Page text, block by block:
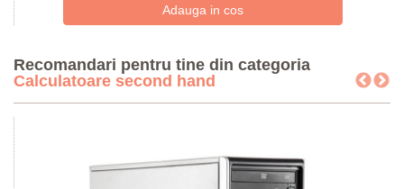
Recomandari pentru tine din categoria
Calculatoare second hand